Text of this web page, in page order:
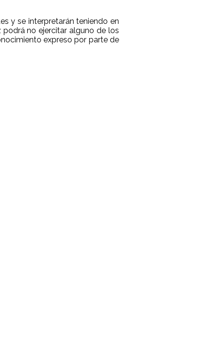
y se interpretarán teniendo en
no ejercitar alguno de los
expreso por parte de